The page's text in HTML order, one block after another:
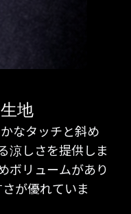
地
なタッチと斜め
涼しさを提供しま
ボリュームがあり
が優れていま